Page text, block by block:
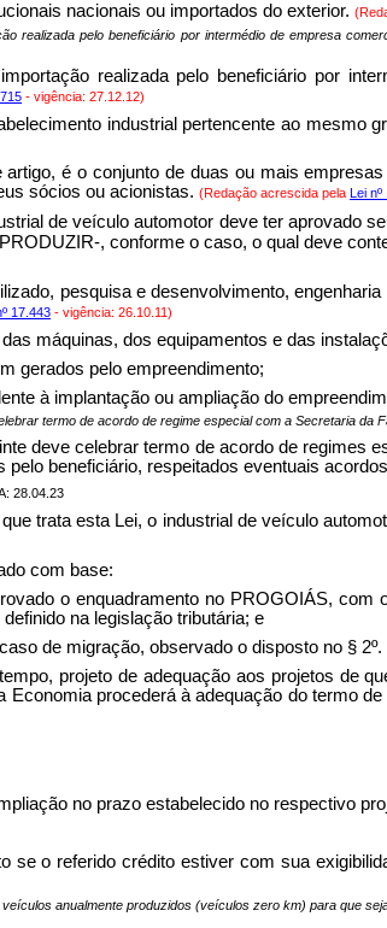
nacionais ou importados do exterior.
realizada pelo beneficiário por intermédio de empresa
realizada pelo beneficiário por
- vigência: 27.12.12)
industrial pertencente ao mesmo
é o conjunto de duas ou mais
sócios ou acionistas. (Redação acrescida pela Lei nº
de veículo automotor deve ter aprovado
, conforme o caso, o qual deve
pesquisa e desenvolvimento,
17.443 - vigência: 26.10.11)
máquinas, dos equipamentos e das
gerados pelo empreendimento;
à implantação ou ampliação do
termo de acordo de regime especial com a Secretaria da
deve celebrar termo de acordo de
beneficiário, respeitados eventuais
28.04.23
trata esta Lei, o industrial de veículo
com base:
o enquadramento no PROGOIÁS,
na legislação tributária; e
de migração, observado o disposto no § 2º.
projeto de adequação aos projetos de
procederá à adequação do termo
no prazo estabelecido no respectivo
se o referido crédito estiver com sua
anualmente produzidos (veículos zero km) para que